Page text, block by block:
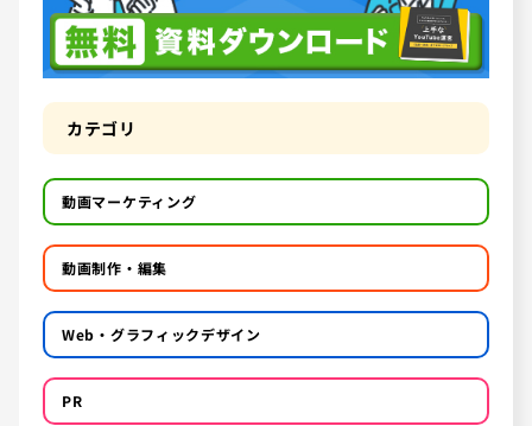
カテゴリ
動画マーケティング
動画制作・編集
Web・グラフィックデザイン
PR